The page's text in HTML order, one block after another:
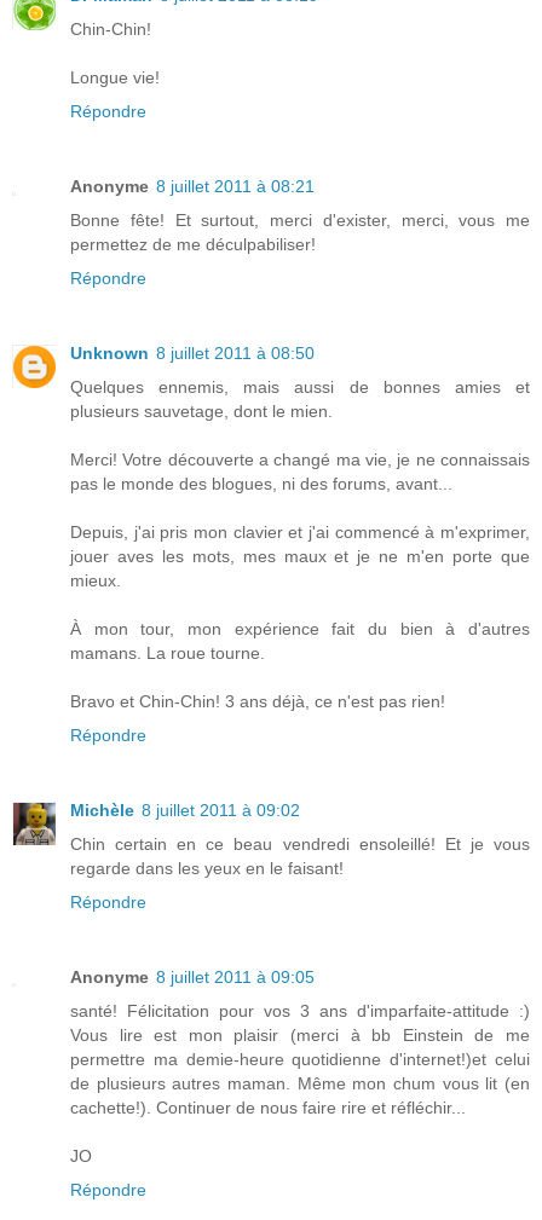
Chin-Chin!
Longue vie!
Répondre
Anonyme 8 juillet 2011 à 08:21
Bonne fête! Et surtout, merci d'exister, merci, vous me
permettez de me déculpabiliser!
Répondre
Unknown 8 juillet 2011 à 08:50
Quelques ennemis, mais aussi de bonnes amies et
plusieurs sauvetage, dont le mien.
Merci! Votre découverte a changé ma vie, je ne connaissais
pas le monde des blogues, ni des forums, avant...
Depuis, j'ai pris mon clavier et j'ai commencé à m'exprimer,
jouer aves les mots, mes maux et je ne m'en porte que
mieux.
À mon tour, mon expérience fait du bien à d'autres
mamans. La roue tourne.
Bravo et Chin-Chin! 3 ans déjà, ce n'est pas rien!
Répondre
Michèle 8 juillet 2011 à 09:02
Chin certain en ce beau vendredi ensoleillé! Et je vous
regarde dans les yeux en le faisant!
Répondre
Anonyme 8 juillet 2011 à 09:05
santé! Félicitation pour vos 3 ans d'imparfaite-attitude :)
Vous lire est mon plaisir (merci à bb Einstein de me
permettre ma demie-heure quotidienne d'internet!)et celui
de plusieurs autres maman. Même mon chum vous lit (en
cachette!). Continuer de nous faire rire et réfléchir...
JO
Répondre